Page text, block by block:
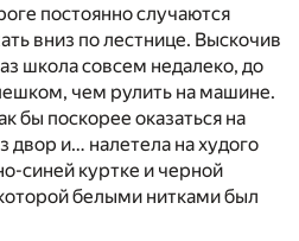
постоянно случаются
вниз по лестнице. Выскочив
школа совсем недалеко, до
чем рулить на машине.
бы поскорее оказаться на
двор и… налетела на худого
синей куртке и черной
белыми нитками был